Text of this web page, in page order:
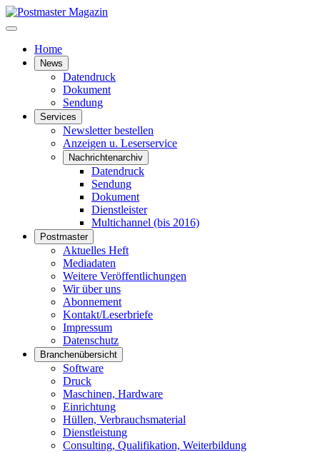
Home
News
Datendruck
Dokument
Sendung
Services
Newsletter bestellen
Anzeigen u. Leserservice
Nachrichtenarchiv
Datendruck
Sendung
Dokument
Dienstleister
Multichannel (bis 2016)
Postmaster
Aktuelles Heft
Mediadaten
Weitere Veröffentlichungen
Wir über uns
Abonnement
Kontakt/Leserbriefe
Impressum
Datenschutz
Branchenübersicht
Software
Druck
Maschinen, Hardware
Einrichtung
Hüllen, Verbrauchsmaterial
Dienstleistung
Consulting, Qualifikation, Weiterbildung